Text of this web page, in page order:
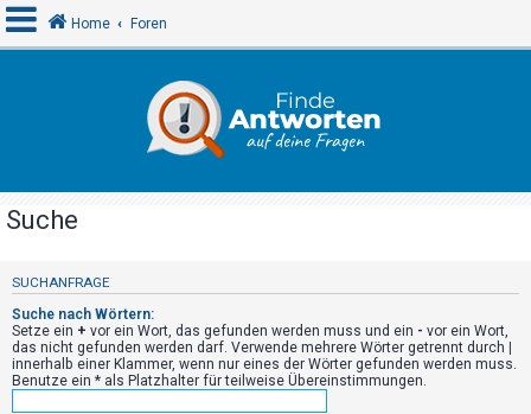
e
e
n
Home Foren
Suche
SUCHANFRAGE
Suche nach Wörtern:
Setze ein + vor ein Wort, das gefunden werden muss und ein - vor ein Wort,
das nicht gefunden werden darf. Verwende mehrere Wörter getrennt durch |
innerhalb einer Klammer, wenn nur eines der Wörter gefunden werden muss.
Benutze ein * als Platzhalter für teilweise Übereinstimmungen.